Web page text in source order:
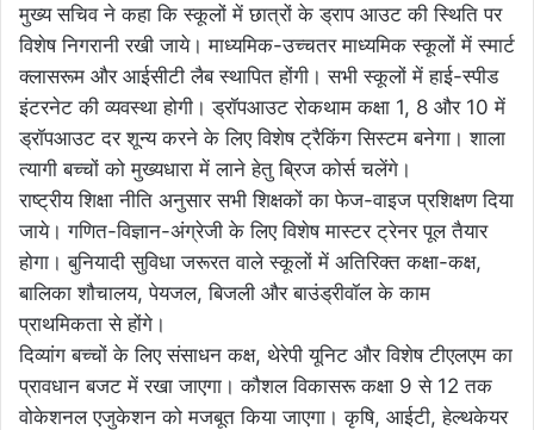
मुख्य सचिव ने कहा कि स्कूलों में छात्रों के ड्राप आउट की स्थिति पर
विशेष निगरानी रखी जाये। माध्यमिक-उच्चतर माध्यमिक स्कूलों में स्मार्ट
क्लासरूम और आईसीटी लैब स्थापित होंगी। सभी स्कूलों में हाई-स्पीड
इंटरनेट की व्यवस्था होगी। ड्रॉपआउट रोकथाम कक्षा 1, 8 और 10 में
ड्रॉपआउट दर शून्य करने के लिए विशेष ट्रैकिंग सिस्टम बनेगा। शाला
त्यागी बच्चों को मुख्यधारा में लाने हेतु ब्रिज कोर्स चलेंगे।
राष्ट्रीय शिक्षा नीति अनुसार सभी शिक्षकों का फेज-वाइज प्रशिक्षण दिया
जाये। गणित-विज्ञान-अंग्रेजी के लिए विशेष मास्टर ट्रेनर पूल तैयार
होगा। बुनियादी सुविधा जरूरत वाले स्कूलों में अतिरिक्त कक्षा-कक्ष,
बालिका शौचालय, पेयजल, बिजली और बाउंड्रीवॉल के काम
प्राथमिकता से होंगे।
दिव्यांग बच्चों के लिए संसाधन कक्ष, थेरेपी यूनिट और विशेष टीएलएम का
प्रावधान बजट में रखा जाएगा। कौशल विकासरू कक्षा 9 से 12 तक
वोकेशनल एजुकेशन को मजबूत किया जाएगा। कृषि, आईटी, हेल्थकेयर